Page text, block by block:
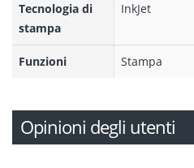
Tecnologia di
stampa
InkJet
Funzioni Stampa
Opinioni degli utenti